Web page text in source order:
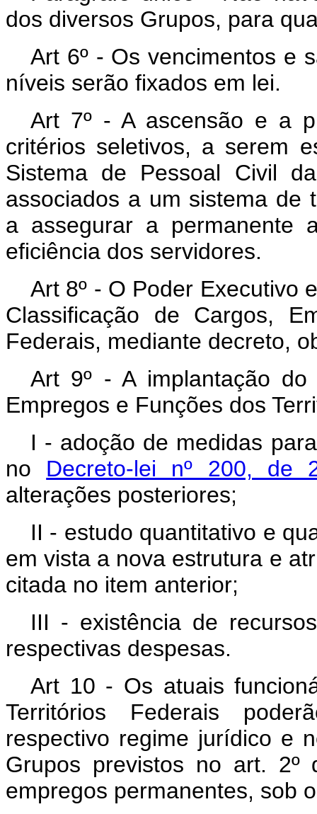
dos diversos Grupos, para
Art 6º - Os vencimentos e
níveis serão fixados em lei.
Art 7º - A ascensão e a
critérios seletivos, a serem
Sistema de Pessoal Civil
associados a um sistema de
a assegurar a permanente
eficiência dos servidores.
Art 8º - O Poder Executivo
Classificação de Cargos,
Federais, mediante decreto,
Art 9º - A implantação
Empregos e Funções dos
I - adoção de medidas
no Decreto-lei nº 200, de
alterações posteriores;
II - estudo quantitativo e
em vista a nova estrutura e
citada no item anterior;
III - existência de
respectivas despesas.
Art 10 - Os atuais
Territórios Federais
respectivo regime jurídico e
Grupos previstos no art. 2º
empregos permanentes, sob